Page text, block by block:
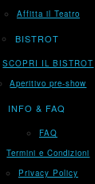
Affitta il Teatro
BISTROT
SCOPRI IL BISTROT
Aperitivo pre-show
INFO & FAQ
FAQ
Termini e Condizioni
Privacy Policy